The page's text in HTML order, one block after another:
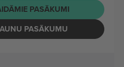
PASĀKUMI
PASĀKUMU